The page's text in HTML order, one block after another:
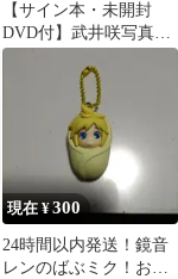
【サイン本・未開封
DVD付】武井咲写真集
: 風の中の少女
現在 ¥300
24時間以内発送！鏡音
レンのばぶミク！おく